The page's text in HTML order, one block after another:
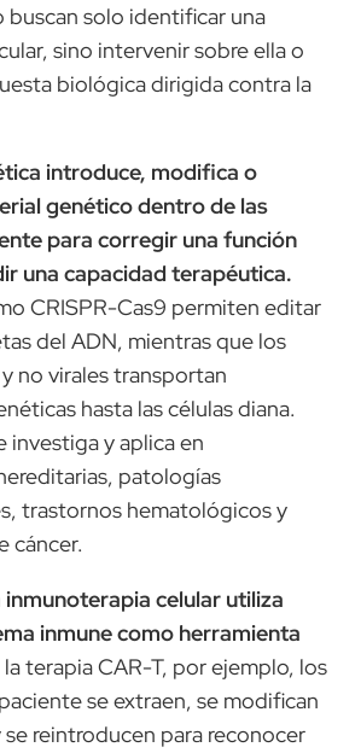
buscan solo identificar una
sino intervenir sobre ella o
biológica dirigida contra la
introduce, modifica o
genético dentro de las
para corregir una función
una capacidad terapéutica.
CRISPR-Cas9 permiten editar
del ADN, mientras que los
no virales transportan
hasta las células diana.
investiga y aplica en
patologías
trastornos hematológicos y
cáncer.
inmunoterapia celular utiliza
inmune como herramienta
la terapia CAR-T, por ejemplo, los
se extraen, se modifican
reintroducen para reconocer